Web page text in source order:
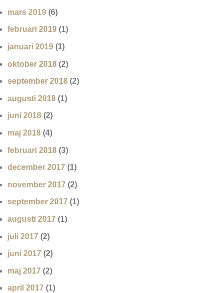
mars 2019 (6)
februari 2019 (1)
januari 2019 (1)
oktober 2018 (2)
september 2018 (2)
augusti 2018 (1)
juni 2018 (2)
maj 2018 (4)
februari 2018 (3)
december 2017 (1)
november 2017 (2)
september 2017 (1)
augusti 2017 (1)
juli 2017 (2)
juni 2017 (2)
maj 2017 (2)
april 2017 (1)